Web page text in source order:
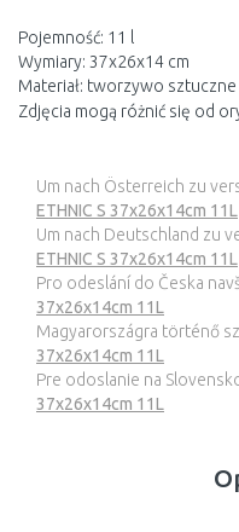
Pojemność: 11 l
Wymiary: 37x26x14 cm
Materiał: tworzywo sztuczne
Zdjęcia mogą różnić się od
Um nach Österreich zu
ETHNIC S 37x26x14cm 11L
Um nach Deutschland zu
ETHNIC S 37x26x14cm 11L
Pro odeslání do Česka
37x26x14cm 11L
Magyarországra történő
37x26x14cm 11L
Pre odoslanie na
37x26x14cm 11L